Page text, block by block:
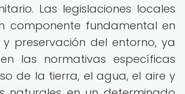
Las legislaciones locales
componente fundamental en
preservación del entorno, ya
las normativas específicas
de la tierra, el agua, el aire y